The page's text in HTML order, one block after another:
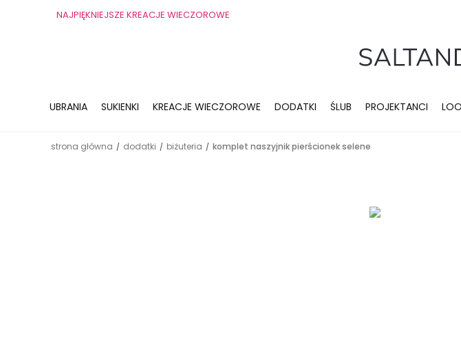
NAJPIĘKNIEJSZE KREACJE WIECZOROWE
UBRANIA SUKIENKI KREACJE WIECZOROWE DODATKI ŚLUB PROJEKTANCI
strona główna / dodatki / biżuteria / komplet naszyjnik pierścionek selene